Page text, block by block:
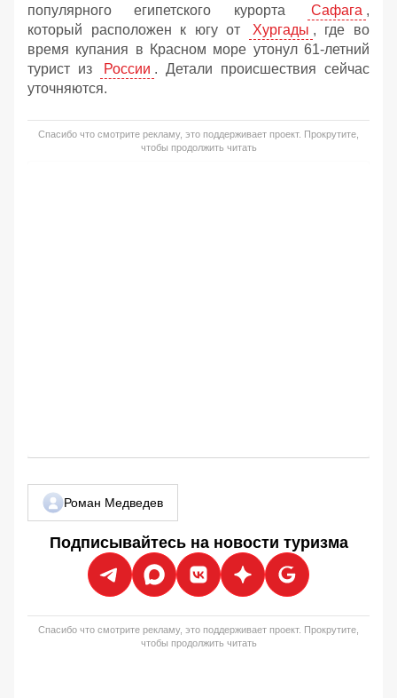
популярного египетского курорта
Сафага ,
который расположен к югу от
Хургады , где во
время купания в Красном море утонул 61-летний
турист из
России . Детали происшествия сейчас
уточняются.
Спасибо что смотрите рекламу, это поддерживает проект. Прокрутите,
чтобы продолжить читать
Роман Медведев
Подписывайтесь на новости туризма
Спасибо что смотрите рекламу, это поддерживает проект. Прокрутите,
чтобы продолжить читать